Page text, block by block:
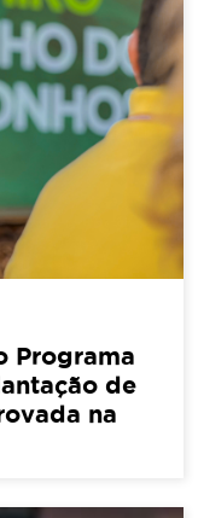
Programa
de
na